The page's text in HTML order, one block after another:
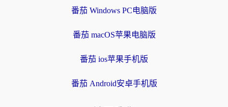
番茄 Windows PC电脑版
番茄 macOS苹果电脑版
番茄 ios苹果手机版
番茄 Android安卓手机版